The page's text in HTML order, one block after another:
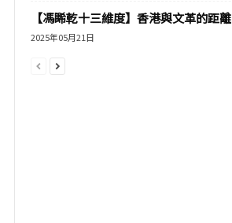
【馮睎乾十三維度】香港與文革的距離
2025年05月21日